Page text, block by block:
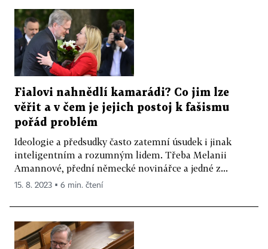
Fialovi nahnědlí kamarádi? Co jim lze
věřit a v čem je jejich postoj k fašismu
pořád problém
Ideologie a předsudky často zatemní úsudek i jinak
inteligentním a rozumným lidem. Třeba Melanii
Amannové, přední německé novinářce a jedné z...
15. 8. 2023 ▪ 6 min. čtení